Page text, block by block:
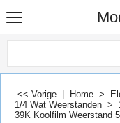
<< Vorige Home >
1/4 Wat Weerstanden >
39K Koolfilm Weerstand